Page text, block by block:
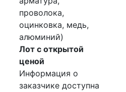
проволока,
оцинковка, медь,
алюминий)
Лот с открытой
ценой
Информация о
заказчике доступна